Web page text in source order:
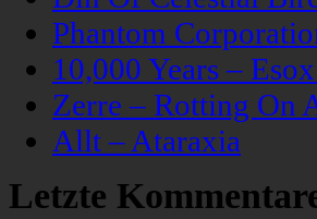
Phantom
10,000 Years –
Zerre – Rotting On
Allt – Ataraxia
Letzte